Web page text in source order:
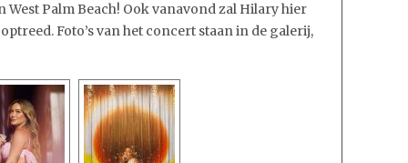
LUCKY
IS
BEGONNEN!
West Palm Beach! Ook vanavond zal Hilary hier
Foto’s van het concert staan in de galerij,